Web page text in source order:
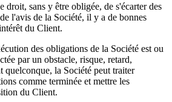
droit, sans y être obligée, de s'écarter des
l'avis de la Société, il y a de bonnes
du Client.
des obligations de la Société est ou
par un obstacle, risque, retard,
la Société peut traiter
comme terminée et mettre les
du Client.